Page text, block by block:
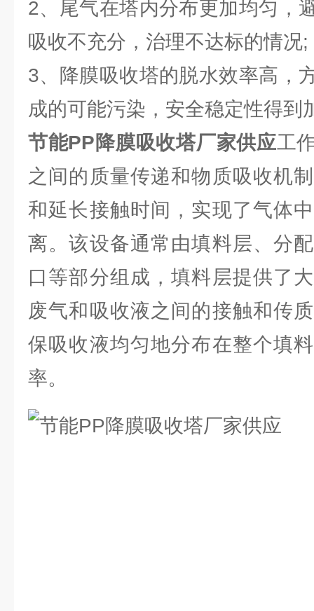
2、尾气在塔内分布更加均匀，
吸收不充分，治理不达标的情况;
3、降膜吸收塔的脱水效率高，
成的可能污染，安全稳定性得到
节能PP降膜吸收塔厂家供应工
之间的质量传递和物质吸收机
和延长接触时间，实现了气体
离。该设备通常由填料层、分
口等部分组成，填料层提供了
废气和吸收液之间的接触和传
保吸收液均匀地分布在整个填
率。